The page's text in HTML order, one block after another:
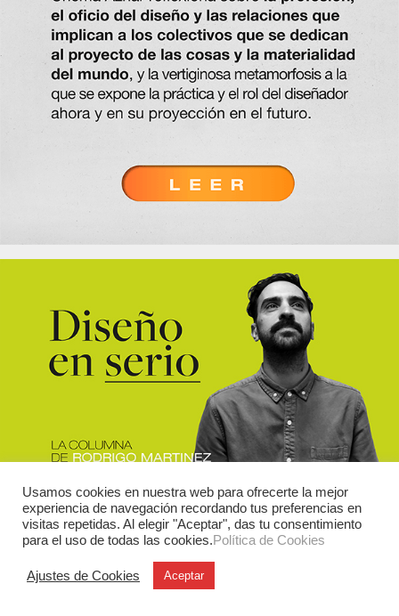
Usamos cookies en nuestra web para ofrecerte la mejor
experiencia de navegación recordando tus preferencias en
visitas repetidas. Al elegir "Aceptar", das tu consentimiento
para el uso de todas las cookies.Política de Cookies
Ajustes de Cookies Aceptar